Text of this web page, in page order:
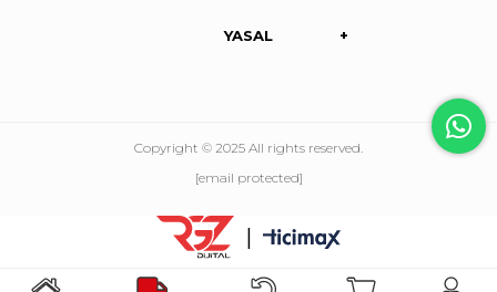
YASAL
Copyright © 2025 All rights reserved.
[email protected]
|